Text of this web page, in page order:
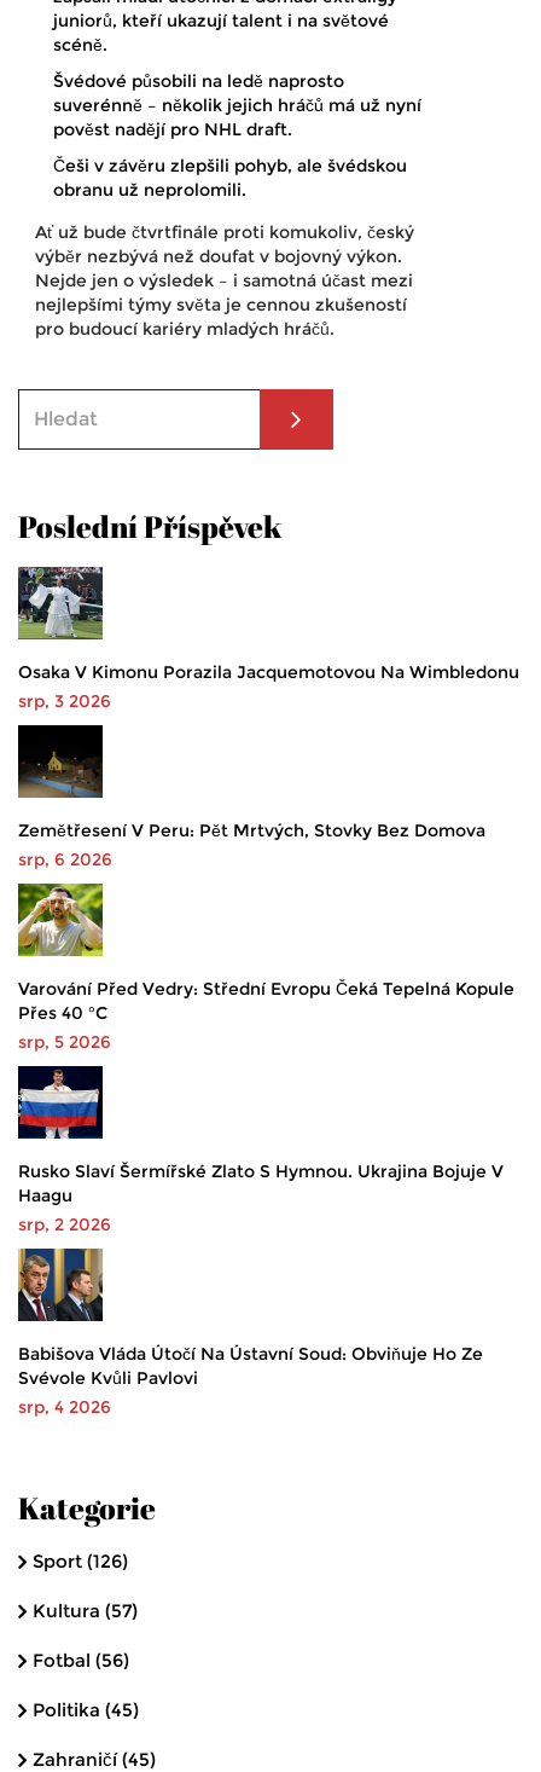
juniorů, kteří ukazují talent i na světové
scéně.
Švédové působili na ledě naprosto
suverénně – několik jejich hráčů má už nyní
pověst nadějí pro NHL draft.
Češi v závěru zlepšili pohyb, ale švédskou
obranu už neprolomili.
Ať už bude čtvrtfinále proti komukoliv, český
výběr nezbývá než doufat v bojovný výkon.
Nejde jen o výsledek – i samotná účast mezi
nejlepšími týmy světa je cennou zkušeností
pro budoucí kariéry mladých hráčů.
Poslední Příspěvek
Osaka V Kimonu Porazila Jacquemotovou Na Wimbledonu
srp, 3 2026
Zemětřesení V Peru: Pět Mrtvých, Stovky Bez Domova
srp, 6 2026
Varování Před Vedry: Střední Evropu Čeká Tepelná Kopule
Přes 40 °C
srp, 5 2026
Rusko Slaví Šermířské Zlato S Hymnou. Ukrajina Bojuje V
Haagu
srp, 2 2026
Babišova Vláda Útočí Na Ústavní Soud: Obviňuje Ho Ze
Svévole Kvůli Pavlovi
srp, 4 2026
Kategorie
Sport (126)
Kultura (57)
Fotbal (56)
Politika (45)
Zahraničí(45)